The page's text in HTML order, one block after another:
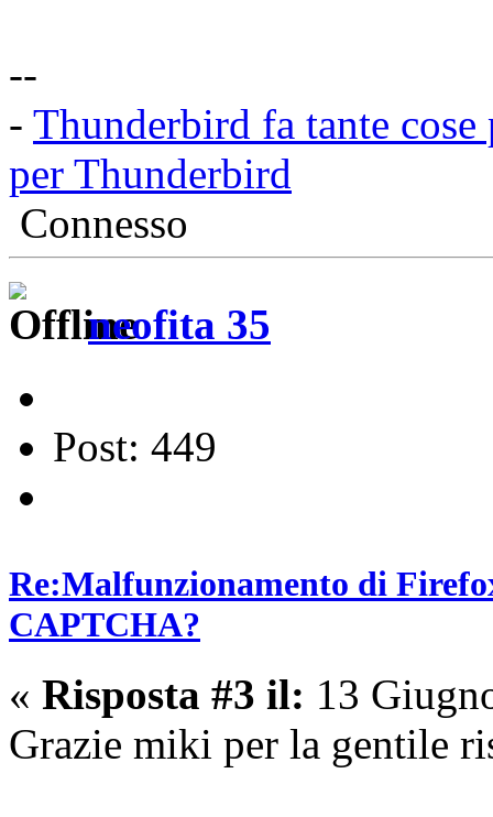
--
- Thunderbird fa tante cose
per Thunderbird
Connesso
neofita 35
Post: 449
Re:Malfunzionamento di
CAPTCHA?
« Risposta #3 il: 13
Grazie miki per la gentile